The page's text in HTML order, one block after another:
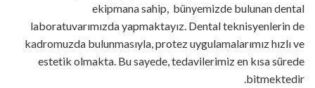
ekipmana sahip, bünyemizde bulunan dental
laboratuvarımızda yapmaktayız. Dental teknisyenlerin de
kadromuzda bulunmasıyla, protez uygulamalarımız hızlı ve
estetik olmakta. Bu sayede, tedavilerimiz en kısa sürede
bitmektedir.